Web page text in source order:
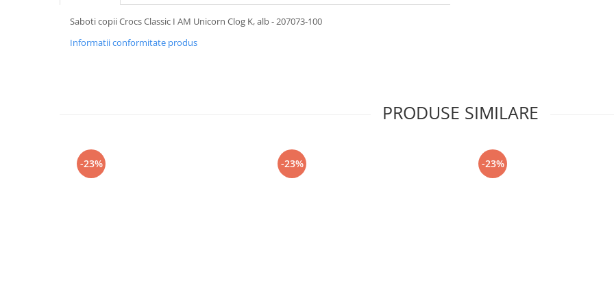
Saboti copii Crocs Classic I AM Unicorn Clog K, alb - 207073-100
Informatii conformitate produs
PRODUSE SIMILARE
-23% -23% -23%